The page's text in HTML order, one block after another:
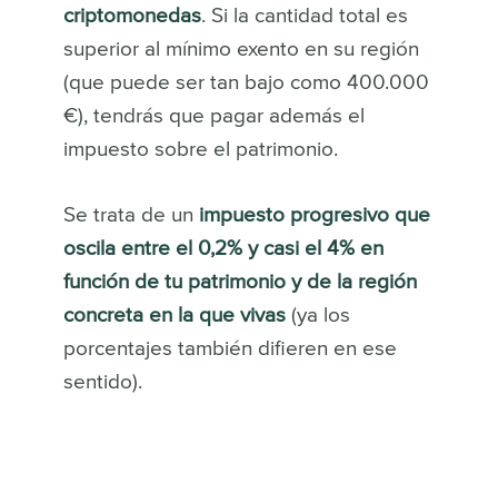
criptomonedas. Si la cantidad total es
superior al mínimo exento en su región
(que puede ser tan bajo como 400.000
€), tendrás que pagar además el
impuesto sobre el patrimonio.
Se trata de un impuesto progresivo que
oscila entre el 0,2% y casi el 4% en
función de tu patrimonio y de la región
concreta en la que vivas(ya los
porcentajes también difieren en ese
sentido).